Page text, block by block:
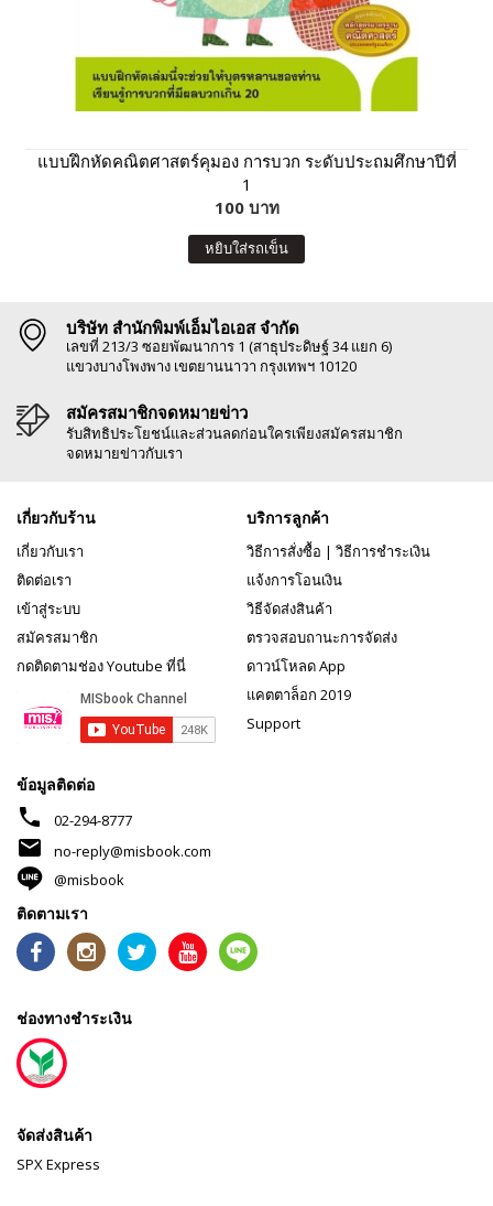
แบบฝึกหัดคณิตศาสตร์คุมอง การบวก ระดับประถมศึกษาปีที่
1
100 บาท
หยิบใส่รถเข็น
บริษัท สำนักพิมพ์เอ็มไอเอส จำกัด
เลขที่ 213/3 ซอยพัฒนาการ 1 (สาธุประดิษฐ์ 34 แยก 6)
แขวงบางโพงพาง เขตยานนาวา กรุงเทพฯ 10120
สมัครสมาชิกจดหมายข่าว
รับสิทธิประโยชน์และส่วนลดก่อนใครเพียงสมัครสมาชิก
จดหมายข่าวกับเรา
เกี่ยวกับร้าน
เกี่ยวกับเรา
ติดต่อเรา
เข้าสู่ระบบ
สมัครสมาชิก
กดติดตามช่อง Youtube ที่นี่
บริการลูกค้า
วิธีการสั่งซื้อ | วิธีการชำระเงิน
แจ้งการโอนเงิน
วิธีจัดส่งสินค้า
ตรวจสอบถานะการจัดส่ง
ดาวน์โหลด App
แคตตาล็อก 2019
Support
ข้อมูลติดต่อ
phone 02-294-8777
mail
no-reply@misbook.com
@misbook
ติดตามเรา
ช่องทางชำระเงิน
จัดส่งสินค้า
SPX Express